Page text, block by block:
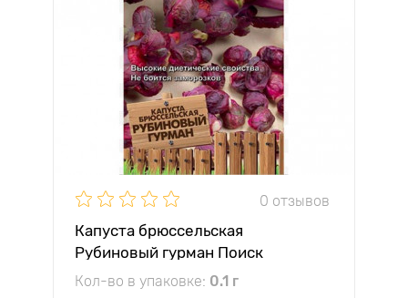
0 отзывов
Капуста брюссельская
Рубиновый гурман Поиск
Кол-во в упаковке: 0.1 г